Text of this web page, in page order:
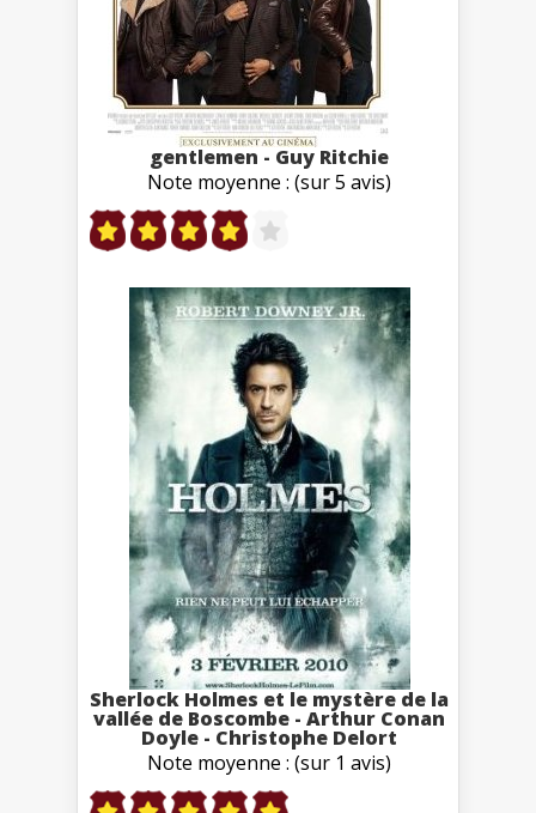
gentlemen - Guy Ritchie
Note moyenne : (sur 5 avis)
Sherlock Holmes et le mystère de la
vallée de Boscombe - Arthur Conan
Doyle - Christophe Delort
Note moyenne : (sur 1 avis)